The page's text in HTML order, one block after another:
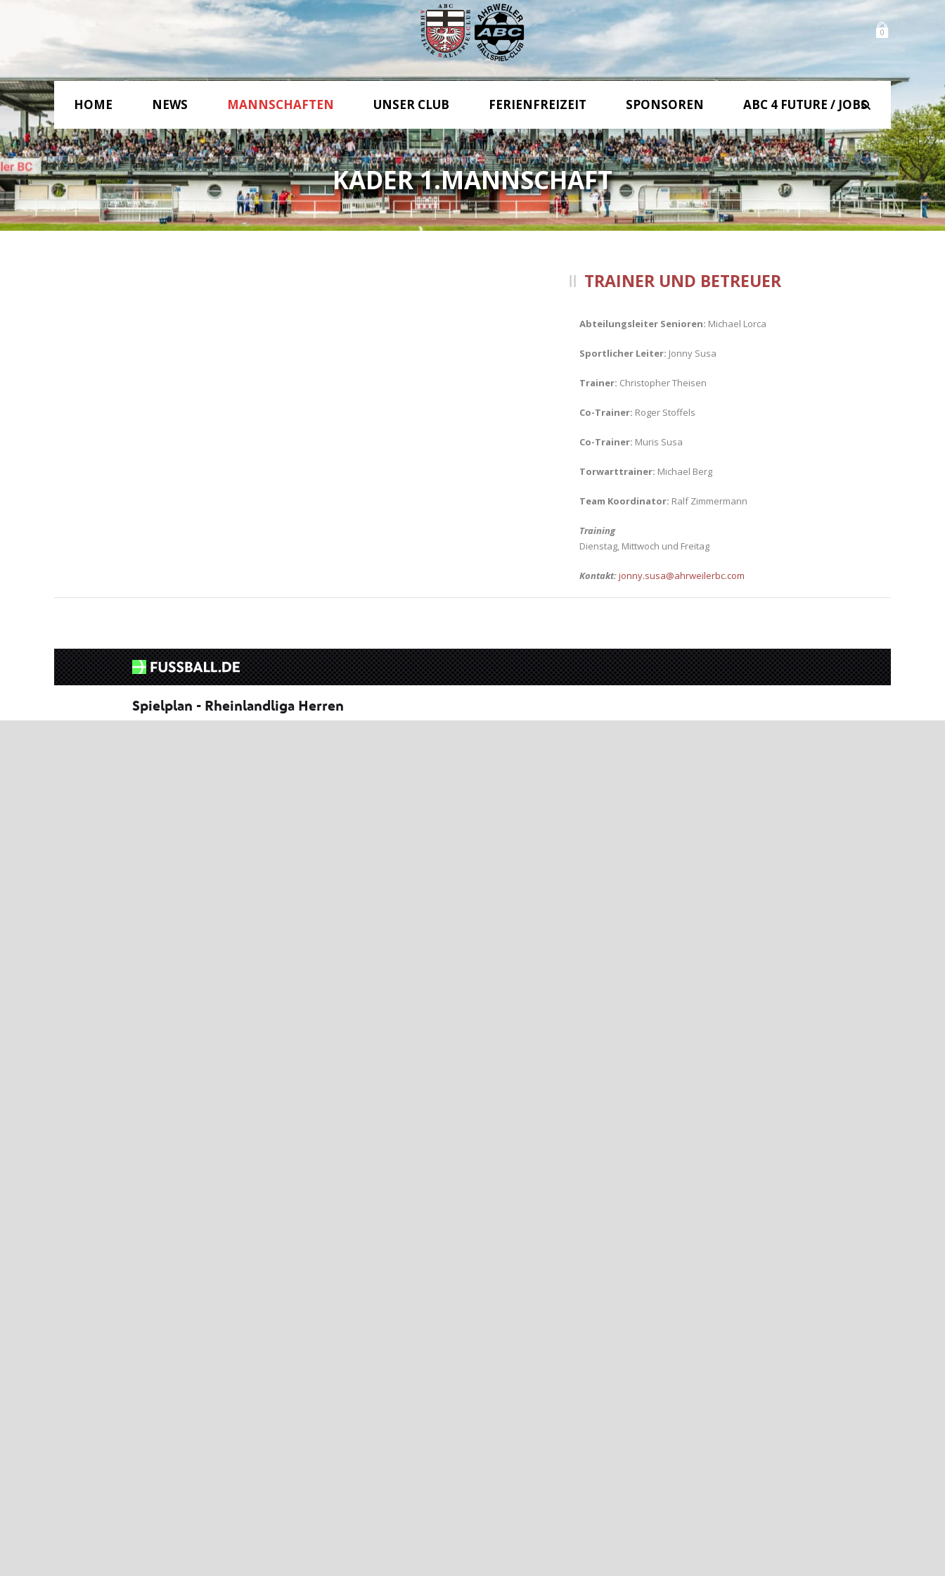
0
HOME NEWS MANNSCHAFTEN UNSER CLUB FERIENFREIZEIT SPONSOREN ABC 4 FUTURE / JOBS
KADER 1.MANNSCHAFT
TRAINER UND BETREUER
Abteilungsleiter Senioren: Michael Lorca
Sportlicher Leiter: Jonny Susa
Trainer: Christopher Theisen
Co-Trainer: Roger Stoffels
Co-Trainer: Muris Susa
Torwarttrainer: Michael Berg
Team Koordinator: Ralf Zimmermann
Training
Dienstag, Mittwoch und Freitag
Kontakt:jonny.susa@ahrweilerbc.com